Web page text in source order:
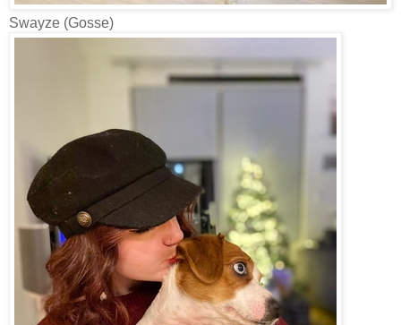
Swayze (Gosse)